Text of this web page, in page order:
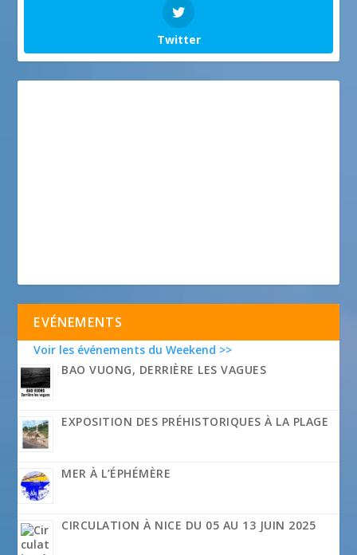
Twitter
EVÉNEMENTS
Voir les événements du Weekend >>
BAO VUONG, DERRIÈRE LES VAGUES
EXPOSITION DES PRÉHISTORIQUES À LA PLAGE
MER À L’ÉPHÉMÈRE
CIRCULATION À NICE DU 05 AU 13 JUIN 2025